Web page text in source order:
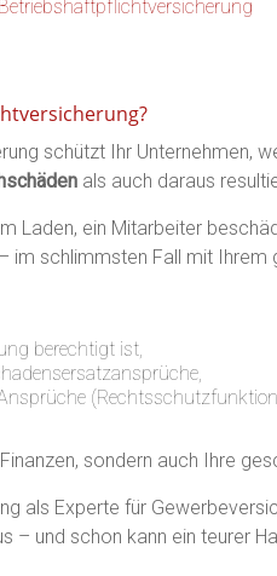
schützt Ihr Unternehmen,
als auch daraus
Laden, ein Mitarbeiter
im schlimmsten Fall mit
berechtigt ist,
sondern auch Ihre
als Experte für
– und schon kann ein teurer